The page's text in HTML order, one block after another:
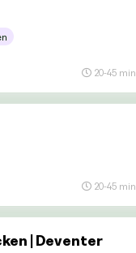
20-45 min
20-45 min
| Deventer